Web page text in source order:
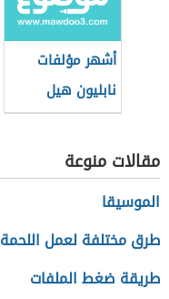
أشهر مؤلفات
نابليون هيل
مقالات منوعة
الموسيقا
طرق مختلفة لعمل اللحمة
طريقة ضغط الملفات